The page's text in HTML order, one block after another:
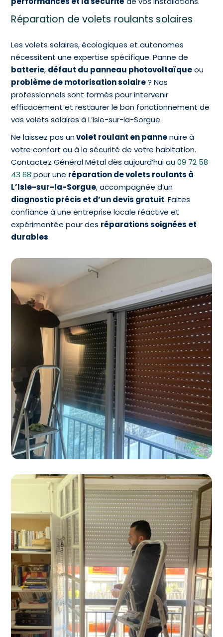
Réparation de volets roulants solaires
Les volets solaires, écologiques et autonomes
nécessitent une expertise spécifique. Panne de
batterie, défaut du panneau photovoltaïqueou
problème de motorisation solaire? Nos
professionnels sont formés pour intervenir
efficacement et restaurer le bon fonctionnement de
vos volets solaires à L’Isle-sur-la-Sorgue.
Ne laissez pas unvolet roulant en pannenuire à
votre confort ou à la sécurité de votre habitation.
Contactez Général Métal dès aujourd’hui au09 72 58
43 68 pour une réparation de volets roulants à
L’Isle-sur-la-Sorgue, accompagnée d’un
diagnostic précis et d’un devis gratuit. Faites
confiance à une entreprise locale réactive et
expérimentée pour des réparations soignées et
durables.